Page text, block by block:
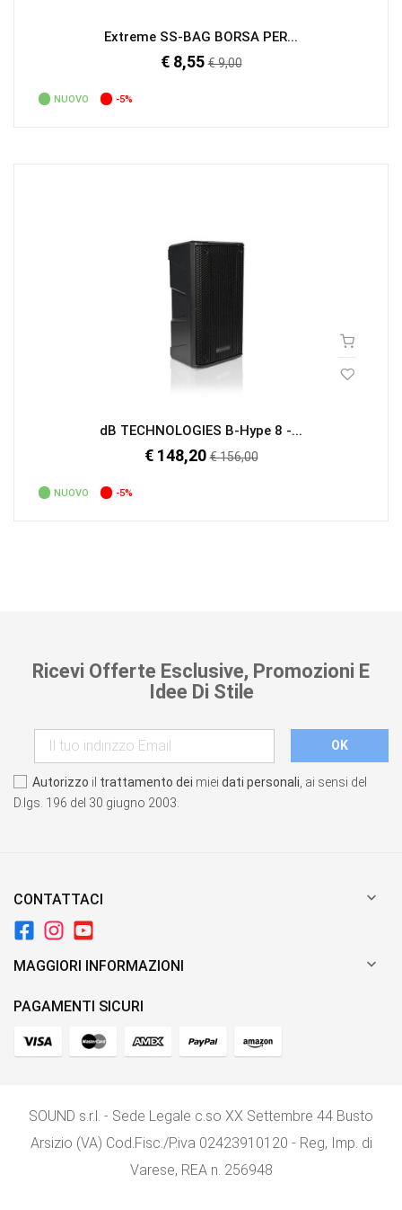
Extreme SS-BAG BORSA PER...
€ 8,55Prezzo
€ 9,00
NUOVO -5%
dB TECHNOLOGIES B-Hype 8 -...
€ 148,20Prezzo
€ 156,00
NUOVO -5%
Ricevi Offerte Esclusive, Promozioni E
Idee Di Stile
Autorizzo il trattamento dei miei dati personali , ai sensi del
D.lgs. 196 del 30 giugno 2003.
CONTATTACI 
MAGGIORI INFORMAZIONI 
PAGAMENTI SICURI
SOUND s.r.l. - Sede Legale c.so XX Settembre 44 Busto
Arsizio (VA) Cod.Fisc./P.iva 02423910120 - Reg, Imp. di
Varese, REA n. 256948